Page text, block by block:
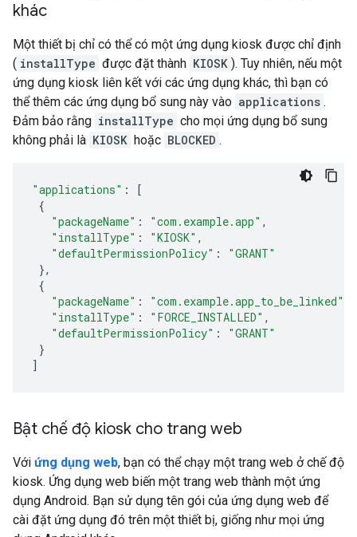
khác
Một thiết bị chỉ có thể có một ứng dụng kiosk được chỉ định
( installType được đặt thành KIOSK ). Tuy nhiên, nếu một
ứng dụng kiosk liên kết với các ứng dụng khác, thì bạn có
thể thêm các ứng dụng bổ sung này vào applications .
Đảm bảo rằng installType cho mọi ứng dụng bổ sung
không phải là KIOSK hoặc BLOCKED .
"applications" :
[
{
"packageName" : "com.example.app" ,
"installType" : "KIOSK" ,
"defaultPermissionPolicy" :
"GRANT"
},
{
"packageName" : "com.example.app_to_be_linked"
"installType" : "FORCE_INSTALLED" ,
"defaultPermissionPolicy" :
"GRANT"
}
]
Bật chế độ kiosk cho trang web
Với ứng dụng web, bạn có thể chạy một trang web ở chế độ
kiosk. Ứng dụng web biến một trang web thành một ứng
dụng Android. Bạn sử dụng tên gói của ứng dụng web để
cài đặt ứng dụng đó trên một thiết bị, giống như mọi ứng